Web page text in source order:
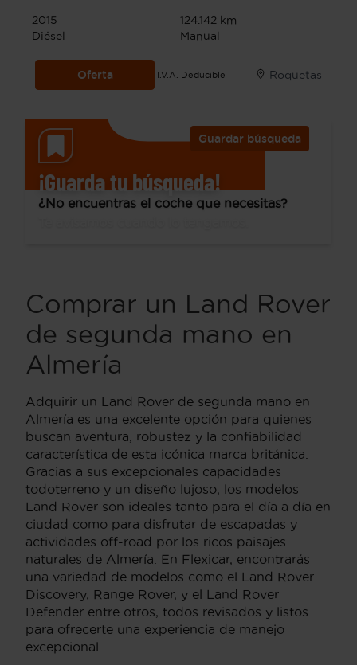
2015
124.142 km
Diésel
Manual
Oferta I.V.A. Deducible Roquetas
Guardar búsqueda
¡Guarda tu búsqueda!
¿No encuentras el coche que necesitas?
Comprar un Land Rover
de segunda mano en
Almería
Adquirir un Land Rover de segunda mano en
Almería es una excelente opción para quienes
buscan aventura, robustez y la confiabilidad
característica de esta icónica marca británica.
Gracias a sus excepcionales capacidades
todoterreno y un diseño lujoso, los modelos
Land Rover son ideales tanto para el día a día en
ciudad como para disfrutar de escapadas y
actividades off-road por los ricos paisajes
naturales de Almería. En Flexicar, encontrarás
una variedad de modelos como el Land Rover
Discovery, Range Rover, y el Land Rover
Defender entre otros, todos revisados y listos
para ofrecerte una experiencia de manejo
excepcional.